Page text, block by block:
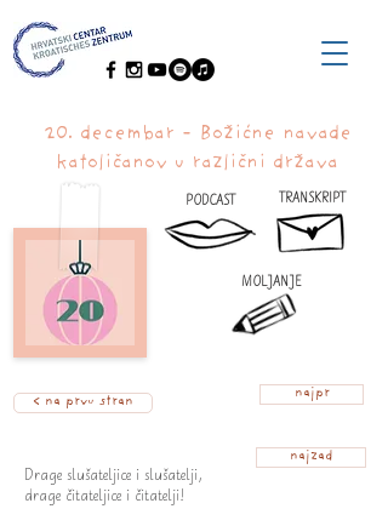
20. decembar - Božićne navade
katoličanov u različni država
TRANSKRIPT
PODCAST
MOLJANJE
< na prvu stran najpr
Drage slušateljice i slušatelji,
drage čitateljice i čitatelji!
najzad